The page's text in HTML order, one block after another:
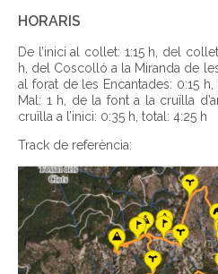
HORARIS
De l’inici al collet: 1:15 h, del
h, del Coscolló a la Miranda de
al forat de les Encantades: 0:15
Mal: 1 h, de la font a la cruïlla
cruïlla a l’inici: 0:35 h, total: 4:25 h
Track de referència: